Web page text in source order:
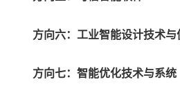
方向六：工业智能设计技术与
方向七：智能优化技术与系统